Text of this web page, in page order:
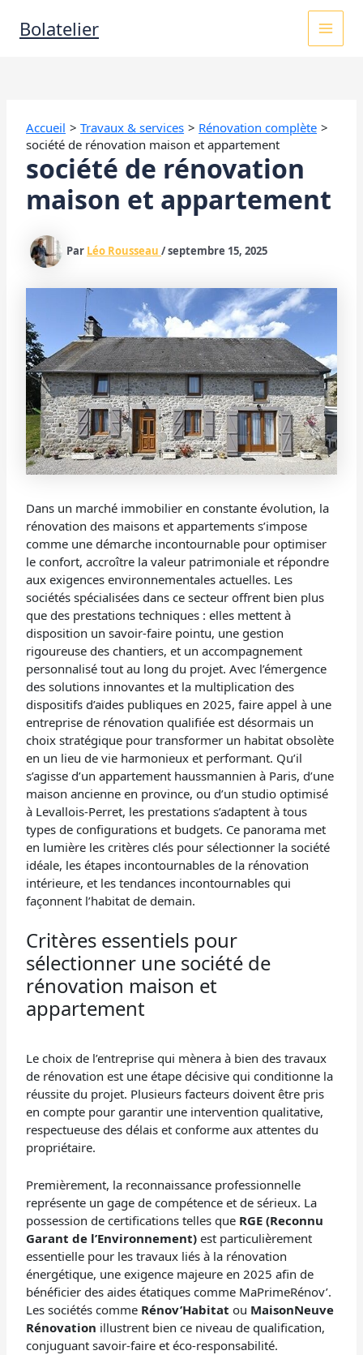
contenu
Bolatelier
MAIN
Accueil Travaux & services
Rénovation complète
société de rénovation maison et appartement
société de rénovation
maison et appartement
Par Léo Rousseau/septembre 15, 2025
Dans un marché immobilier en constante évolution, la
rénovation des maisons et appartements s’impose
comme une démarche incontournable pour optimiser
le confort, accroître la valeur patrimoniale et répondre
aux exigences environnementales actuelles. Les
sociétés spécialisées dans ce secteur offrent bien plus
que des prestations techniques : elles mettent à
disposition un savoir-faire pointu, une gestion
rigoureuse des chantiers, et un accompagnement
personnalisé tout au long du projet. Avec l’émergence
des solutions innovantes et la multiplication des
dispositifs d’aides publiques en 2025, faire appel à une
entreprise de rénovation qualifiée est désormais un
choix stratégique pour transformer un habitat obsolète
en un lieu de vie harmonieux et performant. Qu’il
s’agisse d’un appartement haussmannien à Paris, d’une
maison ancienne en province, ou d’un studio optimisé
à Levallois-Perret, les prestations s’adaptent à tous
types de configurations et budgets. Ce panorama met
en lumière les critères clés pour sélectionner la société
idéale, les étapes incontournables de la rénovation
intérieure, et les tendances incontournables qui
façonnent l’habitat de demain.
Critères essentiels pour
sélectionner une société de
rénovation maison et
appartement
Le choix de l’entreprise qui mènera à bien des travaux
de rénovation est une étape décisive qui conditionne la
réussite du projet. Plusieurs facteurs doivent être pris
en compte pour garantir une intervention qualitative,
respectueuse des délais et conforme aux attentes du
propriétaire.
Premièrement, la reconnaissance professionnelle
représente un gage de compétence et de sérieux. La
possession de certifications telles que RGE (Reconnu
Garant de l’Environnement) est particulièrement
essentielle pour les travaux liés à la rénovation
énergétique, une exigence majeure en 2025 afin de
bénéficier des aides étatiques comme MaPrimeRénov’.
Les sociétés comme Rénov’Habitat ou MaisonNeuve
Rénovation illustrent bien ce niveau de qualification,
conjuguant savoir-faire et éco-responsabilité.